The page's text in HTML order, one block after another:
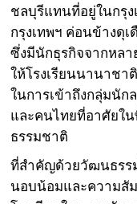
ชลบุรีแทนที่อยู่ในกรุ
กรุงเทพฯ ค่อนข้างดุ
ซึ่งมีนักธุรกิจจากหล
ให้โรงเรียนนานาชา
ในการเข้าถึงกลุ่มนั
และคนไทยที่อาศัยใ
ธรรมชาติ
ที่สำคัญด้วยวัฒนธรร
นอบน้อมและความสั